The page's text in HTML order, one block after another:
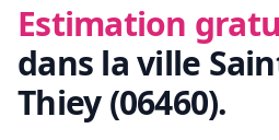
Estimation
dans la ville
Thiey (06460).